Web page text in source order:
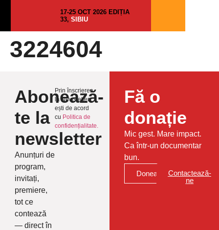
17-25 OCT 2026 EDIȚIA
33, SIBIU
3224604
Abonează-
te la
newsletter
Anunțuri de
program,
invitați,
premiere,
tot ce
contează
— direct în
Prin înscrierea
la Newsletter
ești de acord
cu Politica de
confidențialitate.
Fă o
donație
Mic gest. Mare impact.
Ca într-un documentar
bun.
Donează
Contactează-
ne